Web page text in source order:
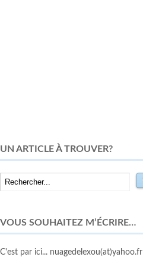
UN ARTICLE À TROUVER?
VOUS SOUHAITEZ M’ÉCRIRE…
C'est par ici... nuagedelexou(at)yahoo.fr